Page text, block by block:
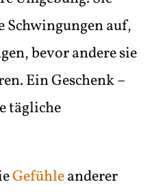
Schwingungen auf,
bevor andere sie
Ein Geschenk –
tägliche
Gefühleanderer